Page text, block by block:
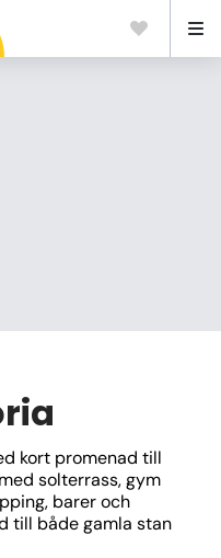
kort promenad till
solterrass, gym
barer och
till både gamla stan